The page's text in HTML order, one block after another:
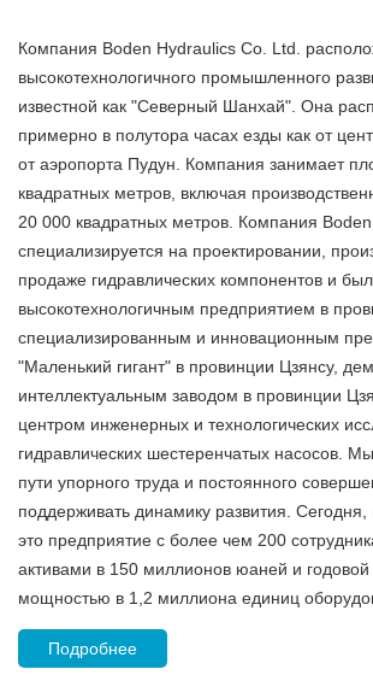
О нас
Компания Boden Hydraulics Co. Ltd.
высокотехнологичного промышленного
известной как "Северный Шанхай". Она
примерно в полутора часах езды как от
от аэропорта Пудун. Компания занимает
квадратных метров, включая
20 000 квадратных метров. Компания
специализируется на проектировании,
продаже гидравлических компонентов и
высокотехнологичным предприятием в
специализированным и инновационным
"Маленький гигант" в провинции Цзянсу,
интеллектуальным заводом в провинции
центром инженерных и технологических
гидравлических шестеренчатых насосов.
пути упорного труда и постоянного
поддерживать динамику развития.
это предприятие с более чем 200
активами в 150 миллионов юаней и годовой
мощностью в 1,2 миллиона единиц